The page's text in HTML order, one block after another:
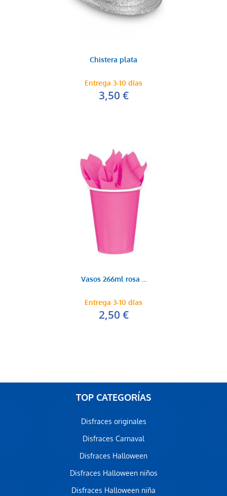
Chistera plata
Entrega 3-10 días
3,50 €
Vasos 266ml rosa ...
Entrega 3-10 días
2,50 €
TOP CATEGORÍAS
Disfraces originales
Disfraces Carnaval
Disfraces Halloween
Disfraces Halloween niños
Disfraces Halloween niña